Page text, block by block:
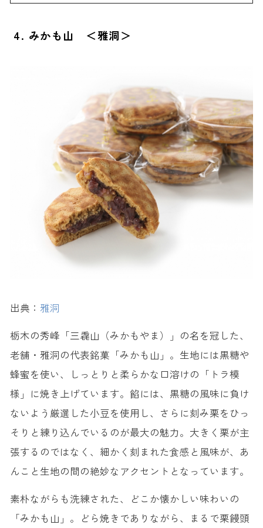
4. みかも山 ＜雅洞＞
出典： 雅洞
栃木の秀峰「三毳山（みかもやま）」の名を冠した、
老舗・雅洞の代表銘菓「みかも山」。生地には黒糖や
蜂蜜を使い、しっとりと柔らかな口溶けの「トラ模
様」に焼き上げています。餡には、黒糖の風味に負け
ないよう厳選した小豆を使用し、さらに刻み栗をひっ
そりと練り込んでいるのが最大の魅力。大きく栗が主
張するのではなく、細かく刻まれた食感と風味が、あ
んこと生地の間の絶妙なアクセントとなっています。
素朴ながらも洗練された、どこか懐かしい味わいの
「みかも山」。どら焼きでありながら、まるで栗饅頭